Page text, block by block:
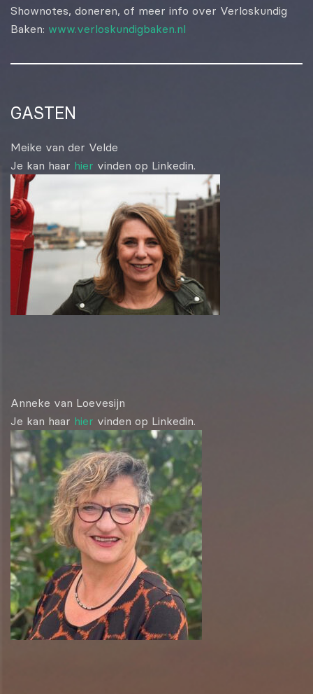
Shownotes, doneren, of meer info over Verloskundig
Baken: www.verloskundigbaken.nl
GASTEN
Meike van der Velde
Je kan haar hier vinden op Linkedin.
Anneke van Loevesijn
Je kan haar hier vinden op Linkedin.